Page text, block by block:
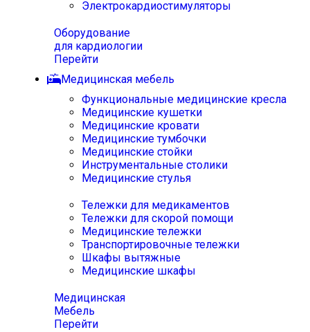
Электрокардиостимуляторы
Оборудование
для кардиологии
Перейти
Медицинская мебель
Функциональные медицинские кресла
Медицинские кушетки
Медицинские кровати
Медицинские тумбочки
Медицинские стойки
Инструментальные столики
Медицинские стулья
Тележки для медикаментов
Тележки для скорой помощи
Медицинские тележки
Транспортировочные тележки
Шкафы вытяжные
Медицинские шкафы
Медицинская
Мебель
Перейти